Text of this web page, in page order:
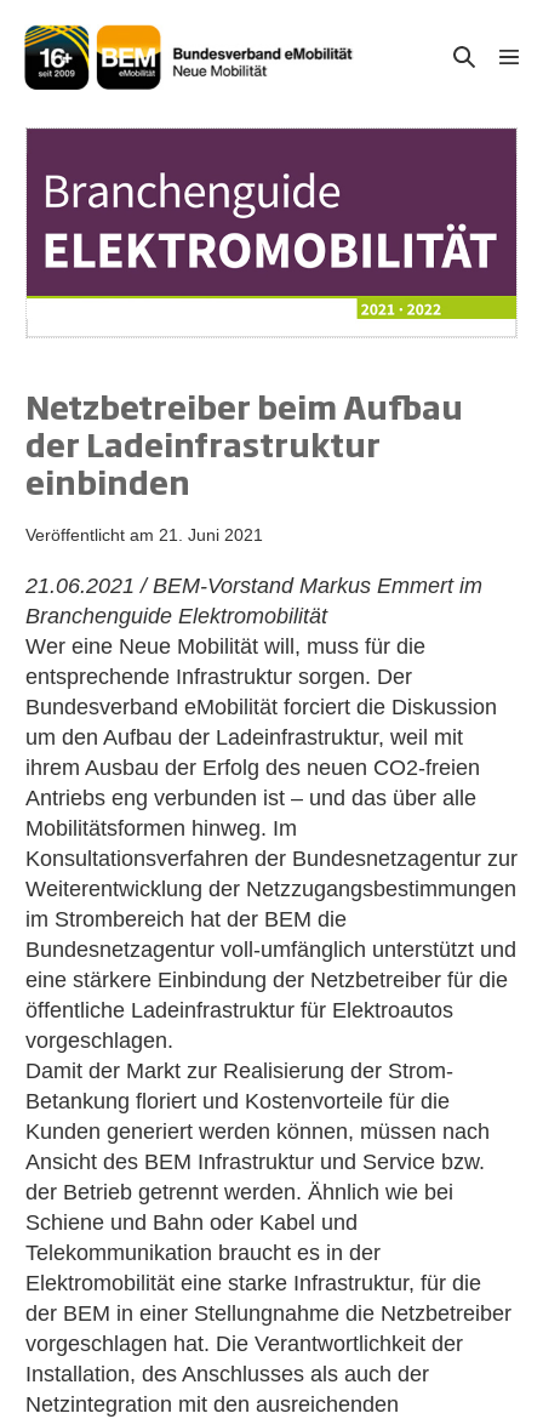
Inhalt
springen
Suche-
Netzbetreiber beim Aufbau
der Ladeinfrastruktur
einbinden
Veröffentlicht am 21. Juni 2021
21.06.2021 / BEM-Vorstand Markus Emmert im
Branchenguide Elektromobilität
Wer eine Neue Mobilität will, muss für die
entsprechende Infrastruktur sorgen. Der
Bundesverband eMobilität forciert die Diskussion
um den Aufbau der Ladeinfrastruktur, weil mit
ihrem Ausbau der Erfolg des neuen CO2-freien
Antriebs eng verbunden ist – und das über alle
Mobilitätsformen hinweg. Im
Konsultationsverfahren der Bundesnetzagentur zur
Weiterentwicklung der Netzzugangsbestimmungen
im Strombereich hat der BEM die
Bundesnetzagentur voll-umfänglich unterstützt und
eine stärkere Einbindung der Netzbetreiber für die
öffentliche Ladeinfrastruktur für Elektroautos
vorgeschlagen.
Damit der Markt zur Realisierung der Strom-
Betankung floriert und Kostenvorteile für die
Kunden generiert werden können, müssen nach
Ansicht des BEM Infrastruktur und Service bzw.
der Betrieb getrennt werden. Ähnlich wie bei
Schiene und Bahn oder Kabel und
Telekommunikation braucht es in der
Elektromobilität eine starke Infrastruktur, für die
der BEM in einer Stellungnahme die Netzbetreiber
vorgeschlagen hat. Die Verantwortlichkeit der
Installation, des Anschlusses als auch der
Netzintegration mit den ausreichenden